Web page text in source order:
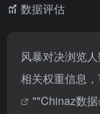
数据评估
风暴对决浏览
相关权重信息
""Chinaz数据